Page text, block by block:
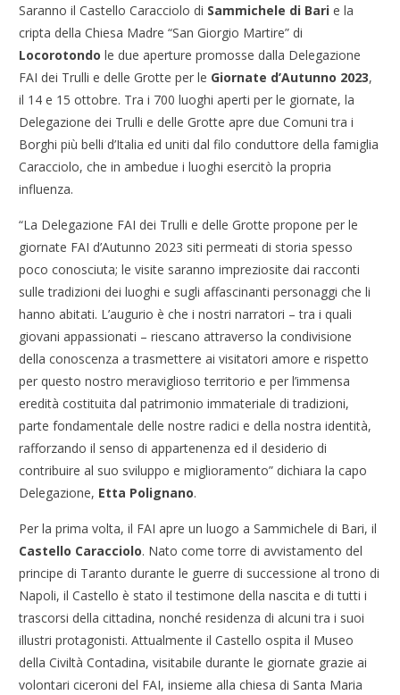
Saranno il Castello Caracciolo di Sammichele di Bari e la
cripta della Chiesa Madre “San Giorgio Martire” di
Locorotondo le due aperture promosse dalla Delegazione
FAI dei Trulli e delle Grotte per le Giornate d’Autunno 2023,
il 14 e 15 ottobre. Tra i 700 luoghi aperti per le giornate, la
Delegazione dei Trulli e delle Grotte apre due Comuni tra i
Borghi più belli d’Italia ed uniti dal filo conduttore della famiglia
Caracciolo, che in ambedue i luoghi esercitò la propria
influenza.
“La Delegazione FAI dei Trulli e delle Grotte propone per le
giornate FAI d’Autunno 2023 siti permeati di storia spesso
poco conosciuta; le visite saranno impreziosite dai racconti
sulle tradizioni dei luoghi e sugli affascinanti personaggi che li
hanno abitati. L’augurio è che i nostri narratori – tra i quali
giovani appassionati – riescano attraverso la condivisione
della conoscenza a trasmettere ai visitatori amore e rispetto
per questo nostro meraviglioso territorio e per l’immensa
eredità costituita dal patrimonio immateriale di tradizioni,
parte fondamentale delle nostre radici e della nostra identità,
rafforzando il senso di appartenenza ed il desiderio di
contribuire al suo sviluppo e miglioramento” dichiara la capo
Delegazione, Etta Polignano.
Per la prima volta, il FAI apre un luogo a Sammichele di Bari, il
Castello Caracciolo. Nato come torre di avvistamento del
principe di Taranto durante le guerre di successione al trono di
Napoli, il Castello è stato il testimone della nascita e di tutti i
trascorsi della cittadina, nonché residenza di alcuni tra i suoi
illustri protagonisti. Attualmente il Castello ospita il Museo
della Civiltà Contadina, visitabile durante le giornate grazie ai
volontari ciceroni del FAI, insieme alla chiesa di Santa Maria